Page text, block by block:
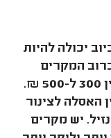
יכולה להיות
המקרים
מדובר בתיקון פשוט שיעלה לכם בין 300 ל-500 ₪.
האסלה לצינור
יש מקרים